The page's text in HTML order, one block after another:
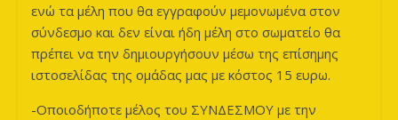
ενώ τα μέλη που θα εγγραφούν μεμονωμένα στον
σύνδεσμο και δεν είναι ήδη μέλη στο σωματείο θα
πρέπει να την δημιουργήσουν μέσω της επίσημης
ιστοσελίδας της ομάδας μας με κόστος 15 ευρω.
-Οποιοδήποτε μέλος του ΣΥΝΔΕΣΜΟΥ με την